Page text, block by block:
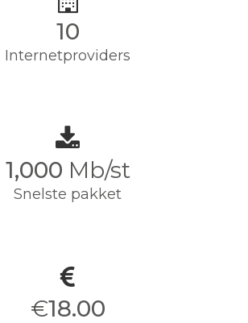
10
Internetproviders
1,000 Mb/st
Snelste pakket
€18.00